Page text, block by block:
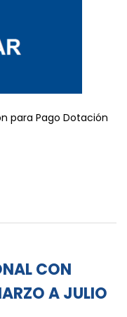
para Pago Dotación
CON
A JULIO